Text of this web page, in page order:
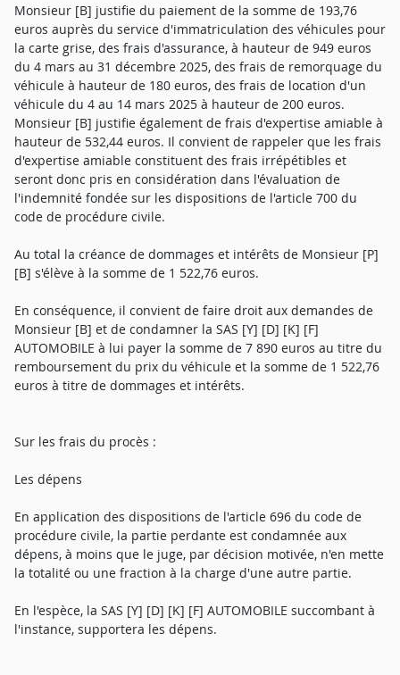
Monsieur [B] justifie du paiement de la somme de 193,76
euros auprès du service d'immatriculation des véhicules pour
la carte grise, des frais d'assurance, à hauteur de 949 euros
du 4 mars au 31 décembre 2025, des frais de remorquage du
véhicule à hauteur de 180 euros, des frais de location d'un
véhicule du 4 au 14 mars 2025 à hauteur de 200 euros.
Monsieur [B] justifie également de frais d'expertise amiable à
hauteur de 532,44 euros. Il convient de rappeler que les frais
d'expertise amiable constituent des frais irrépétibles et
seront donc pris en considération dans l'évaluation de
l'indemnité fondée sur les dispositions de l'article 700 du
code de procédure civile.
Au total la créance de dommages et intérêts de Monsieur [P]
[B] s'élève à la somme de 1 522,76 euros.
En conséquence, il convient de faire droit aux demandes de
Monsieur [B] et de condamner la SAS [Y] [D] [K] [F]
AUTOMOBILE à lui payer la somme de 7 890 euros au titre du
remboursement du prix du véhicule et la somme de 1 522,76
euros à titre de dommages et intérêts.
Sur les frais du procès :
Les dépens
En application des dispositions de l'article 696 du code de
procédure civile, la partie perdante est condamnée aux
dépens, à moins que le juge, par décision motivée, n'en mette
la totalité ou une fraction à la charge d'une autre partie.
En l'espèce, la SAS [Y] [D] [K] [F] AUTOMOBILE succombant à
l'instance, supportera les dépens.